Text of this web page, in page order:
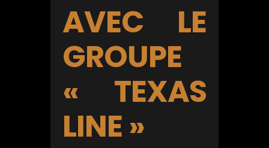
AVEC LE
GROUPE
« TEXAS
LINE »